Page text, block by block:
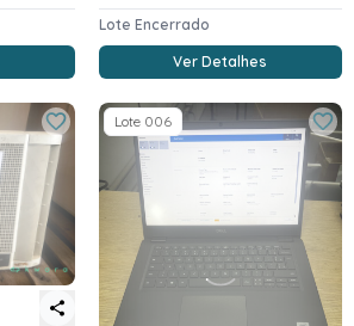
Lote Encerrado
Ver Detalhes
Lote 006